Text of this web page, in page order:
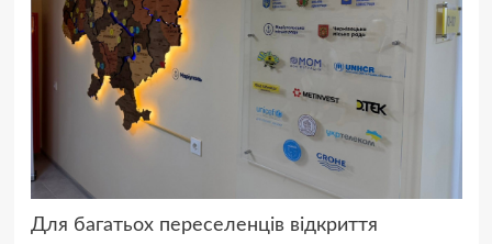
Для багатьох переселенців відкриття